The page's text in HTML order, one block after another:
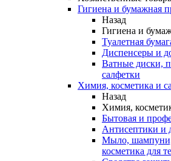
Гигиена и бумажная
Назад
Гигиена и
Туалетная
Диспенсеры и
Ватные диски,
салфетки
Химия, косметика и
Назад
Химия,
Бытовая и
Антисептики и
Мыло, шампуни,
косметика для